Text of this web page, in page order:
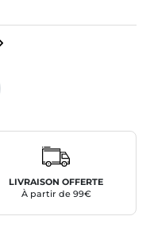
LIVRAISON OFFERTE
À partir de 99€